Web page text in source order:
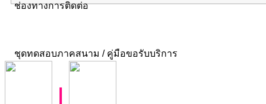
ช่องทางการติดต่อ
ชุดทดสอบภาคสนาม / คู่มือขอรับบริการ